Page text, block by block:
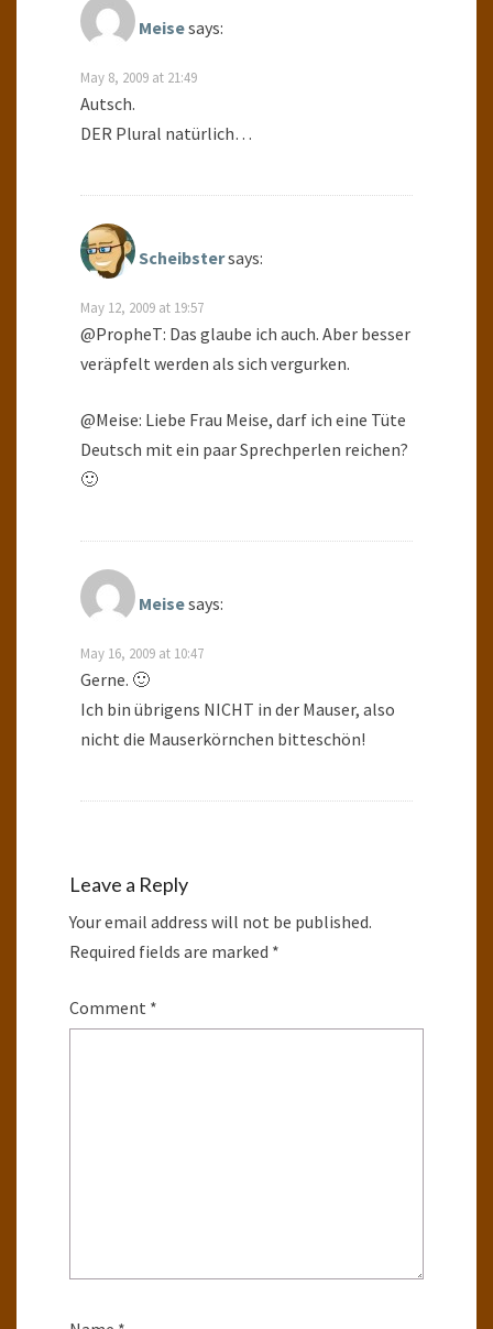
Meisesays:
May 8, 2009 at 21:49
Autsch.
DER Plural natürlich…
Scheibstersays:
May 12, 2009 at 19:57
@PropheT: Das glaube ich auch. Aber besser
veräpfelt werden als sich vergurken.
@Meise: Liebe Frau Meise, darf ich eine Tüte
Deutsch mit ein paar Sprechperlen reichen?
🙂
Meisesays:
May 16, 2009 at 10:47
Gerne. 🙂
Ich bin übrigens NICHT in der Mauser, also
nicht die Mauserkörnchen bitteschön!
Leave a Reply
Your email address will not be published.
Required fields are marked *
Comment *